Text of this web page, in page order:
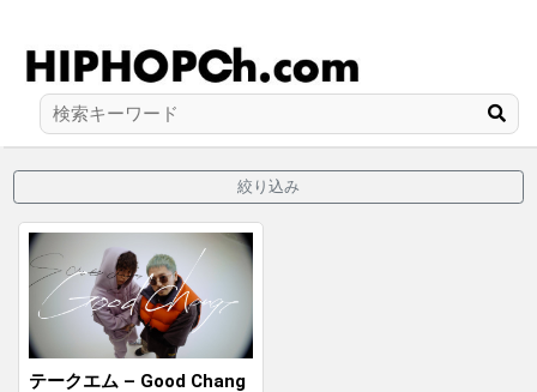
絞り込み
テークエム – Good Chang